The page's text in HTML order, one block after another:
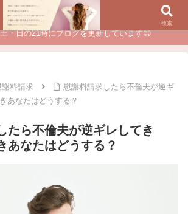
経験が、あなたのチャンスに変わるカウンセリング
・日の21時にブログを更新しています😊
謝料請求
慰謝料請求したら不倫夫が逆ギ
あなたはどうする？
たら不倫夫が逆ギレしてき
あなたはどうする？
検索